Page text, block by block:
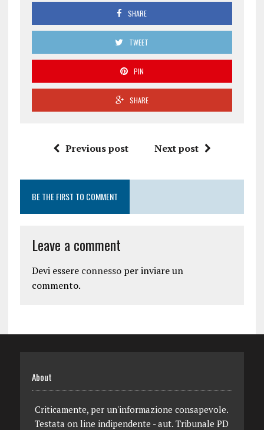
SHARE
TWEET
PIN
SHARE
Previous post Next post
BE THE FIRST TO COMMENT
Leave a comment
Devi essere connessoper inviare un
commento.
About
Criticamente, per un'informazione consapevole.
Testata on line indipendente - aut. Tribunale PD